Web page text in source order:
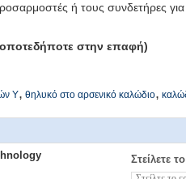
ή τους συνδετήρες για
στην επαφή)
Υ, θηλυκό στο αρσενικό καλώδιο,
Στείλετε